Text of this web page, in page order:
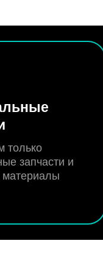
только
запчасти и